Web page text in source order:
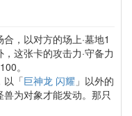
，以对方的场上·墓地1
这张卡的攻击力·守备力
。
以「巨神龙 闪耀 」以外的
为对象才能发动。那只